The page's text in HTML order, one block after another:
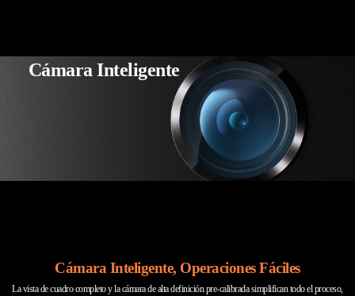
Cámara Inteligente
Cámara Inteligente, Operaciones Fáciles
La vista de cuadro completo y la cámara de alta definición pre-calibrada simplifican todo el proceso,